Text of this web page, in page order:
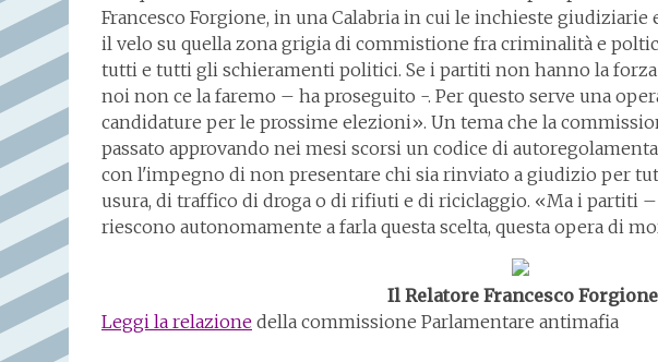
Francesco Forgione, in una Calabria in cui le inchieste
il velo su quella zona grigia di commistione fra criminalità e
tutti e tutti gli schieramenti politici. Se i partiti non hanno la
noi non ce la faremo – ha proseguito -. Per questo serve una
candidature per le prossime elezioni». Un tema che la
passato approvando nei mesi scorsi un codice di
con l'impegno di non presentare chi sia rinviato a giudizio per
usura, di traffico di droga o di rifiuti e di riciclaggio. «Ma i partiti
riescono autonomamente a farla questa scelta, questa opera di
Il Relatore Francesco Forgione
Leggi la relazione della commissione Parlamentare antimafia